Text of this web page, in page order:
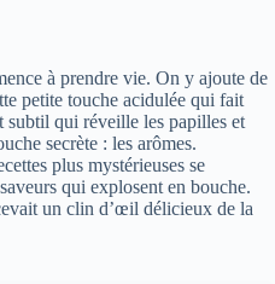
à prendre vie. On y ajoute de
petite touche acidulée qui fait
subtil qui réveille les papilles et
secrète : les arômes.
plus mystérieuses se
qui explosent en bouche.
un clin d’œil délicieux de la